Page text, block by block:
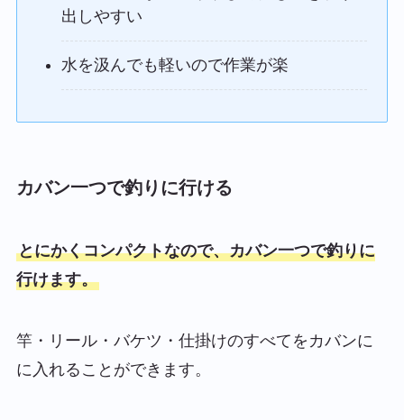
出しやすい
水を汲んでも軽いので作業が楽
カバン一つで釣りに行ける
とにかくコンパクトなので、カバン一つで釣りに
行けます。
竿・リール・バケツ・仕掛けのすべてをカバンに
に入れることができます。